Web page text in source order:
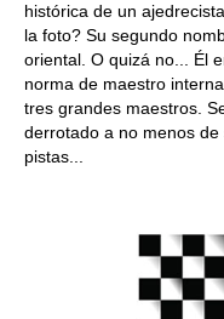
histórica de un
la foto? Su segundo
oriental. O quizá no... Él
norma de maestro
tres grandes maestros.
derrotado a no menos
pistas...